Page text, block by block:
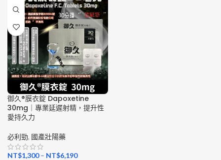
御久®膜衣錠 Dapoxetine
30mg｜專業延遲射精，提升性
愛持久力
必利勁, 國產壯陽藥
NT$1,300– NT$6,190